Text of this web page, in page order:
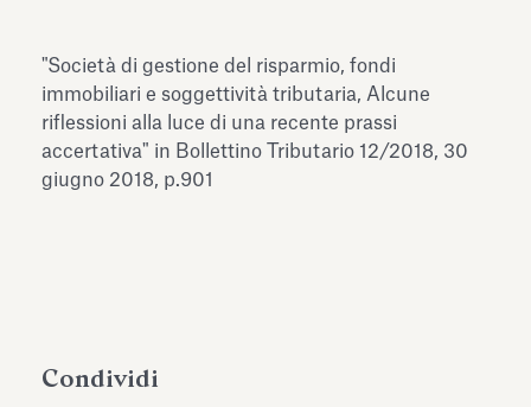
Torlonia
"Società di gestione del risparmio, fondi
immobiliari e soggettività tributaria, Alcune
riflessioni alla luce di una recente prassi
accertativa" in Bollettino Tributario 12/2018, 30
giugno 2018, p.901
Condividi